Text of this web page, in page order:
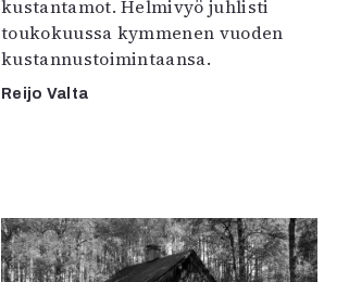
kustantamot. Helmivyö juhlisti
toukokuussa kymmenen vuoden
kustannustoimintaansa.
Reijo Valta